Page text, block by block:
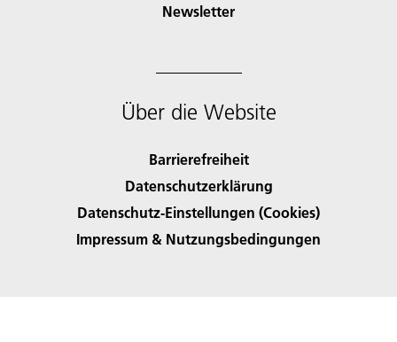
Newsletter
Über die Website
Barrierefreiheit
Datenschutzerklärung
Datenschutz-Einstellungen (Cookies)
Impressum & Nutzungsbedingungen